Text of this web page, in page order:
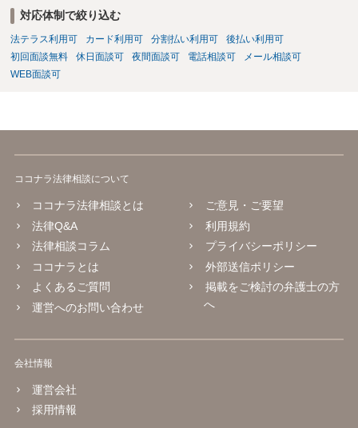
対応体制で絞り込む
法テラス利用可 カード利用可 分割払い利用可
後払い利用可
初回面談無料
休日面談可 夜間面談可 電話相談可
メール相談可
WEB面談可
ココナラ法律相談について
ココナラ法律相談とは
法律Q&A
法律相談コラム
ココナラとは
よくあるご質問
運営へのお問い合わせ
ご意見・ご要望
利用規約
プライバシーポリシー
外部送信ポリシー
掲載をご検討の弁護士の方
へ
会社情報
運営会社
採用情報